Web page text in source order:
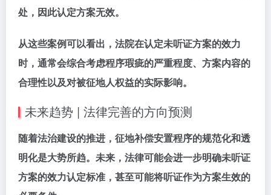
处，因此认定方案无效。
从这些案例可以看出，法院在认定未听证方案的效力
时，通常会综合考虑程序瑕疵的严重程度、方案内容的
合理性以及对被征地人权益的实际影响。
未来趋势 | 法律完善的方向预测
随着法治建设的推进，征地补偿安置程序的规范化和透
明化是大势所趋。未来，法律可能会进一步明确未听证
方案的效力认定标准，甚至可能将听证作为方案生效的